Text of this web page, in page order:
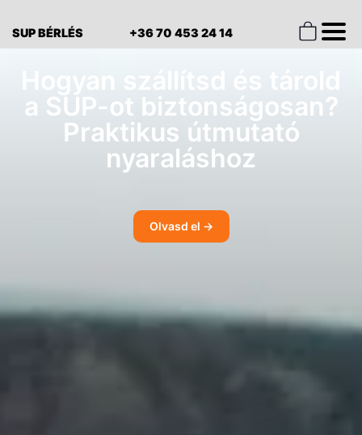
SUP BÉRLÉS +36 70 453 24 14
Hogyan szállítsd és tárold
a SUP-ot biztonságosan?
Praktikus útmutató
nyaraláshoz
Olvasd el →